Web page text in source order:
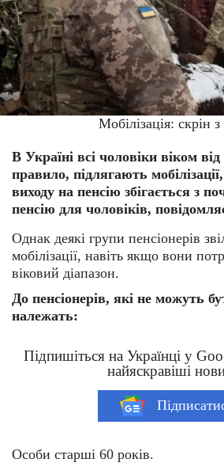
Мобілізація: скрін з
В Україні всі чоловіки віком
правило, підлягають
виходу на пенсію збігається з
пенсію для чоловіків,
Однак деякі групи пенсіонерів
мобілізації, навіть якщо вони
віковий діапазон.
До пенсіонерів, які не можуть
належать:
Підпишіться на Українці у
найяскравіші
Особи старші 60 років.